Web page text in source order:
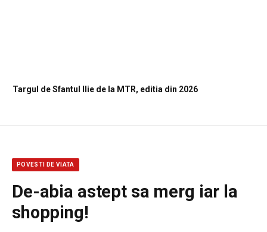
Targul de Sfantul Ilie de la MTR, editia din 2026
POVESTI DE VIATA
De-abia astept sa merg iar la
shopping!